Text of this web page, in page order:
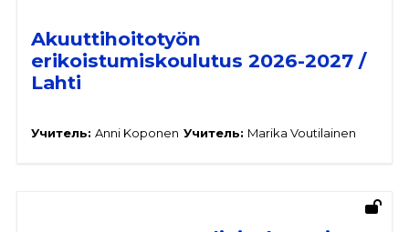
Akuuttihoitotyön
erikoistumiskoulutus 2026-2027 /
Lahti
Учитель: Anni Koponen Учитель: Marika Voutilainen